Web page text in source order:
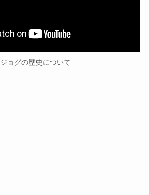
ジョグの歴史について